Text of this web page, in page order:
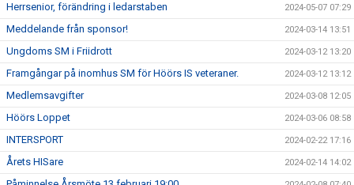
Herrsenior, förändring i ledarstaben 2024-05-07 07:29
Meddelande från sponsor! 2024-03-14 13:51
Ungdoms SM i Friidrott 2024-03-12 13:20
Framgångar på inomhus SM för Höörs IS veteraner. 2024-03-12 13:12
Medlemsavgifter 2024-03-08 12:05
Höörs Loppet 2024-03-06 08:58
INTERSPORT 2024-02-22 17:16
Årets HISare 2024-02-14 14:02